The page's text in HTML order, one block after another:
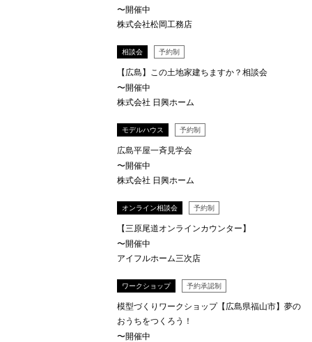
〜開催中
株式会社松岡工務店
相談会 予約制
【広島】この土地家建ちますか？相談会
〜開催中
株式会社 日興ホーム
モデルハウス 予約制
広島平屋一斉見学会
〜開催中
株式会社 日興ホーム
オンライン相談会 予約制
【三原尾道オンラインカウンター】
〜開催中
アイフルホーム三次店
ワークショップ 予約承認制
模型づくりワークショップ【広島県福山市】夢の
おうちをつくろう！
〜開催中